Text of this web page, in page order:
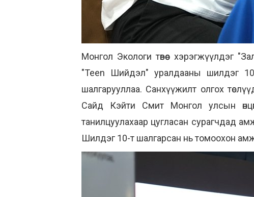
Монгол Экологи төвөөс хэрэгжүүлдэг
"Teen Шийдэл" уралдааны шилдэг 10
шалгарууллаа. Санхүүжилт олгох
Сайд Кэйти Смит Монгол улсын
танилцуулахаар цугласан сурагчдад
Шилдэг 10-т шалгарсан нь томоохон